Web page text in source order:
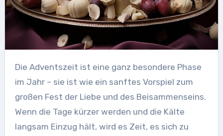
Die Adventszeit ist eine ganz besondere Phase
im Jahr – sie ist wie ein sanftes Vorspiel zum
großen Fest der Liebe und des Beisammenseins.
Wenn die Tage kürzer werden und die Kälte
langsam Einzug hält, wird es Zeit, es sich zu